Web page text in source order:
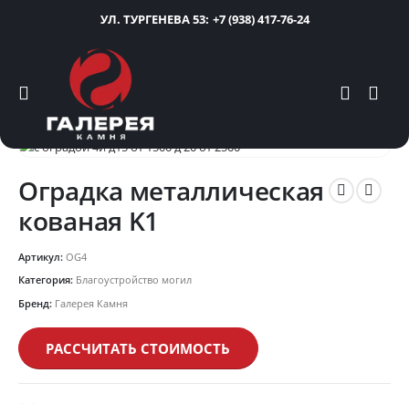
УЛ. ТУРГЕНЕВА 53: +7 (938) 417-76-24
Оградка металлическая
кованая K1
Артикул: OG4
Категория: Благоустройство могил
Бренд: Галерея Камня
РАССЧИТАТЬ СТОИМОСТЬ